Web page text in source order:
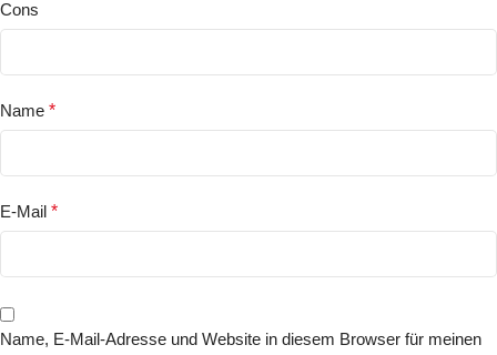
Cons
Name *
E-Mail *
Name, E-Mail-Adresse und Website in diesem Browser für meinen